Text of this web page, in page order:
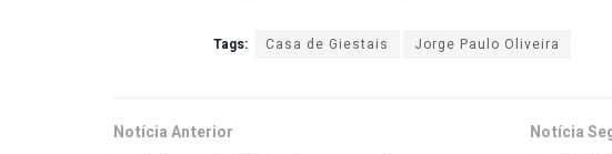
Tags: Casa de Giestais Jorge Paulo Oliveira
Notícia Anterior Notícia